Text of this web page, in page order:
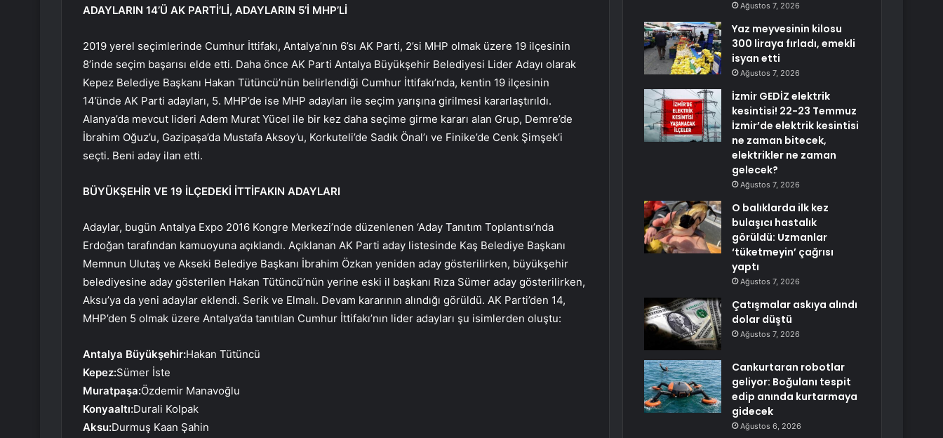
ADAYLARIN 14’Ü AK PARTİ’Lİ, ADAYLARIN 5’İ MHP’Lİ
2019 yerel seçimlerinde Cumhur İttifakı, Antalya’nın 6’sı AK Parti, 2’si MHP olmak üzere 19 ilçesinin
8’inde seçim başarısı elde etti. Daha önce AK Parti Antalya Büyükşehir Belediyesi Lider Adayı olarak
Kepez Belediye Başkanı Hakan Tütüncü’nün belirlendiği Cumhur İttifakı’nda, kentin 19 ilçesinin
14’ünde AK Parti adayları, 5. MHP’de ise MHP adayları ile seçim yarışına girilmesi kararlaştırıldı.
Alanya’da mevcut lideri Adem Murat Yücel ile bir kez daha seçime girme kararı alan Grup, Demre’de
İbrahim Oğuz’u, Gazipaşa’da Mustafa Aksoy’u, Korkuteli’de Sadık Önal’ı ve Finike’de Cenk Şimşek’i
seçti. Beni aday ilan etti.
BÜYÜKŞEHİR VE 19 İLÇEDEKİ İTTİFAKIN ADAYLARI
Adaylar, bugün Antalya Expo 2016 Kongre Merkezi’nde düzenlenen ‘Aday Tanıtım Toplantısı’nda
Erdoğan tarafından kamuoyuna açıklandı. Açıklanan AK Parti aday listesinde Kaş Belediye Başkanı
Memnun Ulutaş ve Akseki Belediye Başkanı İbrahim Özkan yeniden aday gösterilirken, büyükşehir
belediyesine aday gösterilen Hakan Tütüncü’nün yerine eski il başkanı Rıza Sümer aday gösterilirken,
Aksu’ya da yeni adaylar eklendi. Serik ve Elmalı. Devam kararının alındığı görüldü. AK Parti’den 14,
MHP’den 5 olmak üzere Antalya’da tanıtılan Cumhur İttifakı’nın lider adayları şu isimlerden oluştu:
Antalya Büyükşehir:Hakan Tütüncü
Kepez:Sümer İste
Muratpaşa:Özdemir Manavoğlu
Konyaaltı:Durali Kolpak
Aksu:Durmuş Kaan Şahin
Ağustos 7, 2026
Yaz meyvesinin kilosu
300 liraya fırladı, emekli
isyan etti
Ağustos 7, 2026
İzmir GEDİZ elektrik
kesintisi! 22-23 Temmuz
İzmir’de elektrik kesintisi
ne zaman bitecek,
elektrikler ne zaman
gelecek?
Ağustos 7, 2026
O balıklarda ilk kez
bulaşıcı hastalık
görüldü: Uzmanlar
‘tüketmeyin’ çağrısı
yaptı
Ağustos 7, 2026
Çatışmalar askıya alındı
dolar düştü
Ağustos 7, 2026
Cankurtaran robotlar
geliyor: Boğulanı tespit
edip anında kurtarmaya
gidecek
Ağustos 6, 2026